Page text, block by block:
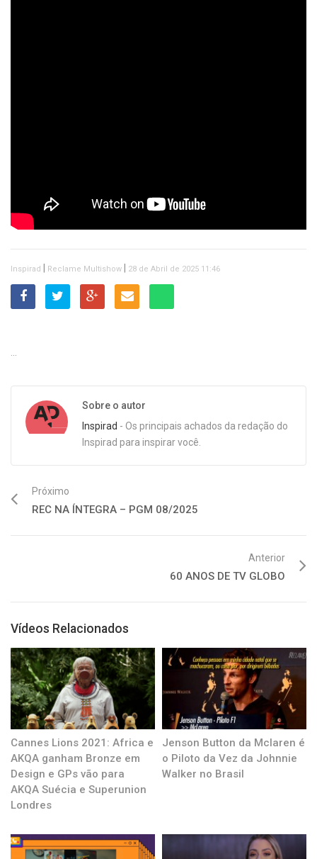
Inspirad Reclame Multishow 28 de Abril de 2025 11:46
Sobre o autor
Inspirad - Os principais achados da redação do
Inspirad para inspirar você.
Próximo
REC NA ÍNTEGRA – PGM 08/2025
Anterior
60 ANOS DE TV GLOBO
Vídeos Relacionados
Cannes Lions 2021: Africa e
AKQA ganham Bronze em
Design e GPs vão para
AKQA Suécia e Superunion
Londres
Jenson Button da Mclaren é
o Piloto da Vez da Johnnie
Walker no Brasil